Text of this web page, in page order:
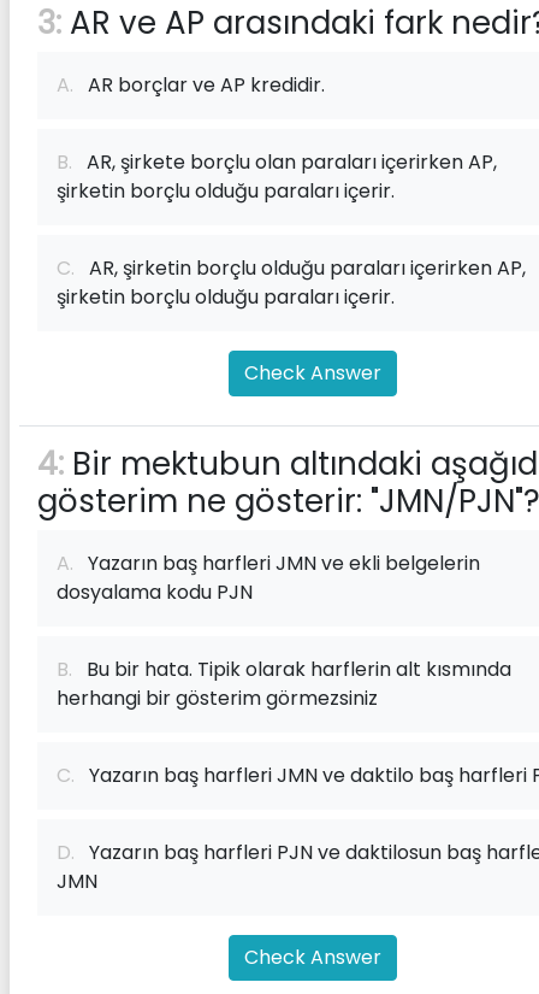
3: AR ve AP arasındaki fark
A. AR borçlar ve AP kredidir.
B. AR, şirkete borçlu olan paraları içerirken AP,
şirketin borçlu olduğu paraları içerir.
C. AR, şirketin borçlu olduğu paraları içerirken AP,
şirketin borçlu olduğu paraları içerir.
Check Answer
4: Bir mektubun altındaki
gösterim ne gösterir: "JMN/PJN"?
A. Yazarın baş harfleri JMN ve ekli belgelerin
dosyalama kodu PJN
B. Bu bir hata. Tipik olarak harflerin alt kısmında
herhangi bir gösterim görmezsiniz
C. Yazarın baş harfleri JMN ve daktilo baş harfleri
D. Yazarın baş harfleri PJN ve daktilosun baş
JMN
Check Answer